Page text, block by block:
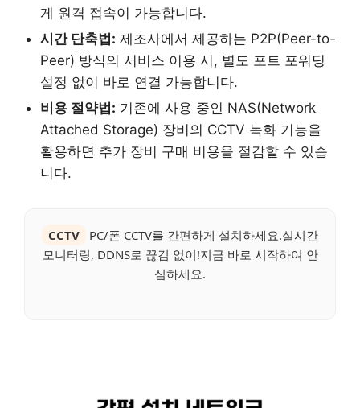
게 원격 접속이 가능합니다.
시간 단축법: 제조사에서 제공하는 P2P(Peer-to-
Peer) 방식의 서비스 이용 시, 별도 포트 포워딩
설정 없이 바로 연결 가능합니다.
비용 절약법: 기존에 사용 중인 NAS(Network
Attached Storage) 장비의 CCTV 녹화 기능을
활용하면 추가 장비 구매 비용을 절감할 수 있습
니다.
CCTV
PC/폰 CCTV를 간편하게 설치하세요.실시간
모니터링, DDNS로 끊김 없이!지금 바로 시작하여 안
심하세요.